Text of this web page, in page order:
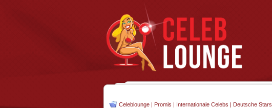
Celeblounge | Promis | Internationale Celebs | Deutsche Stars